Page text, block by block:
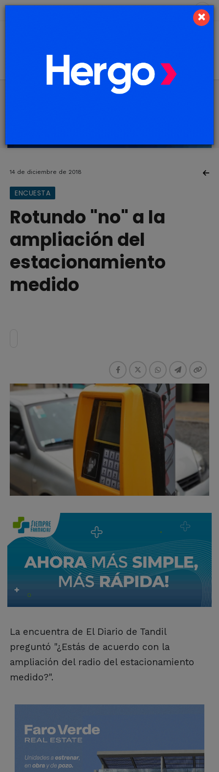
14 de diciembre de 2018
ENCUESTA
Rotundo "no" a la
ampliación del
estacionamiento
medido
La encuentra de El Diario de Tandil
preguntó "¿Estás de acuerdo con la
ampliación del radio del estacionamiento
medido?".
×